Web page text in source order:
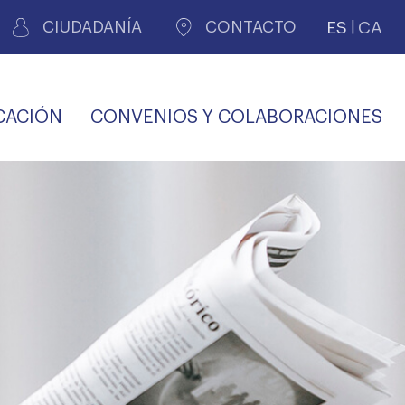
CIUDADANÍA CONTACTO ES CA
CONVENIOS Y COLABORACIONES
PERSONAL LABORAL
COMLL
SALUD Y APOYO AL
AGENCIA DE
VIDA
PROFESIONAL
OFERTAS Y
TRANSPARENCIA
TRÁMITES CONSULTA
MÉDICA